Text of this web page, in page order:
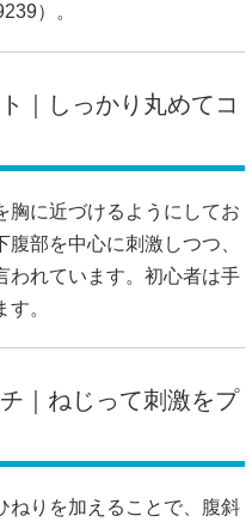
）。
｜しっかり丸めてコ
胸に近づけるようにしてお
部を中心に刺激しつつ、
われています。初心者は手
。
｜ねじって刺激をプ
ねりを加えることで、腹斜